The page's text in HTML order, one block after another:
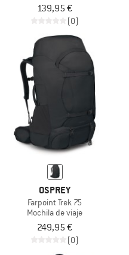
139,95 €
(0)
OSPREY
Farpoint Trek 75
Mochila de viaje
249,95 €
(0)